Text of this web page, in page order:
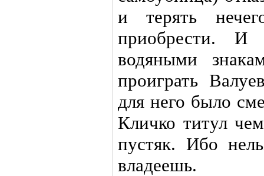
и терять
приобрести.
водяными
проиграть
для него было
Кличко титул
пустяк. Ибо
владеешь.